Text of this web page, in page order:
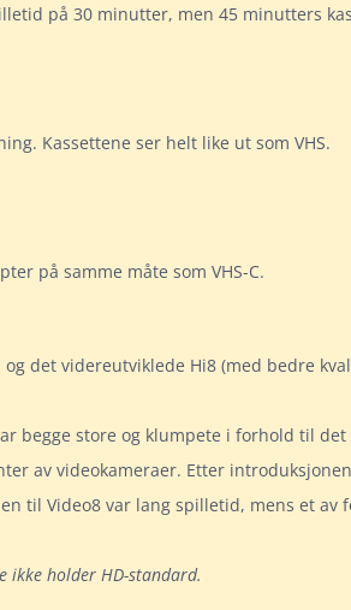
på 30 minutter, men 45 minutters
Kassettene ser helt like ut som VHS.
på samme måte som VHS-C.
det videreutviklede Hi8 (med bedre
begge store og klumpete i forhold til
av videokameraer. Etter
til Video8 var lang spilletid, mens et av
ikke holder HD-standard.